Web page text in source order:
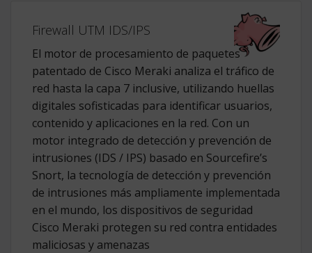
Firewall UTM IDS/IPS
El motor de procesamiento de paquetes
patentado de Cisco Meraki analiza el tráfico de
red hasta la capa 7 inclusive, utilizando huellas
digitales sofisticadas para identificar usuarios,
contenido y aplicaciones en la red. Con un
motor integrado de detección y prevención de
intrusiones (IDS / IPS) basado en Sourcefire’s
Snort, la tecnología de detección y prevención
de intrusiones más ampliamente implementada
en el mundo, los dispositivos de seguridad
Cisco Meraki protegen su red contra entidades
maliciosas y amenazas